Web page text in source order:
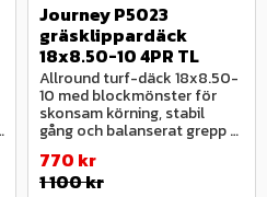
Journey P5023
gräsklippardäck
18x8.50-10 4PR TL
Allround turf-däck 18x8.50-
10 med blockmönster för
skonsam körning, stabil
gång och balanserat grepp
på gräs och parkytor.
770 kr
1 100kr